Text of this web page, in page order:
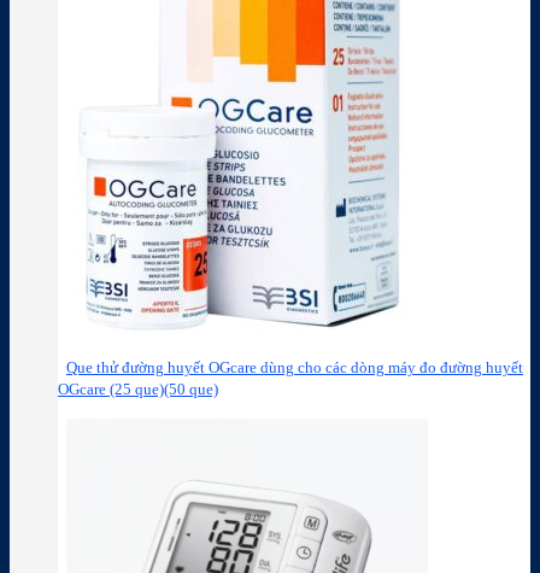
Que thử đường huyết OGcare dùng cho các dòng máy đo đường huyết
OGcare (25 que)(50 que)